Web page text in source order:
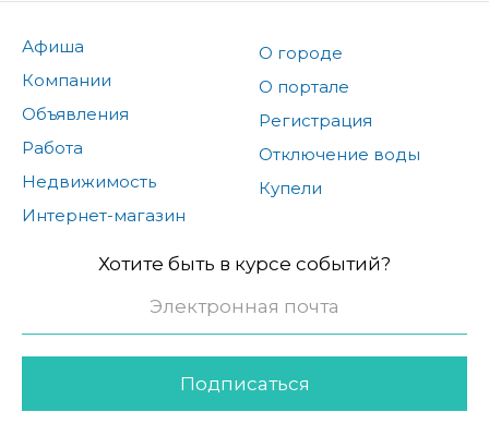
Афиша
Компании
Объявления
Работа
Недвижимость
Интернет-магазин
О городе
О портале
Регистрация
Отключение воды
Купели
Хотите быть в курсе событий?
Подписаться